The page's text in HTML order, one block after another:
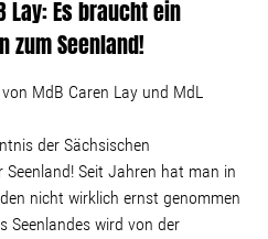
Bestellen
Lay: Es braucht ein
zum Seenland!
MdB Caren Lay und MdL
der Sächsischen
Seit Jahren hat man in
nicht wirklich ernst genommen
Seenlandes wird von der